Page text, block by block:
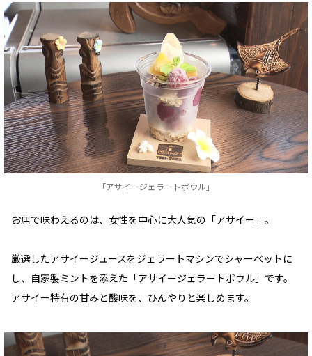
「アサイージェラートボウル」
お店で味わえるのは、女性を中心に大人気の「アサイー」。
厳選したアサイージュースをジェラートマシンでシャーベットに
し、自家製ミントを添えた「アサイージェラートボウル」です。
アサイー特有の甘みと酸味を、ひんやりと楽しめます。